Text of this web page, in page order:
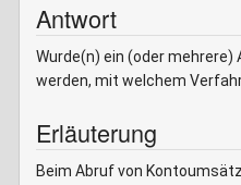
Antwort
Wurde(n) ein (oder
werden, mit welchem
Erläuterung
Beim Abruf von